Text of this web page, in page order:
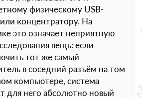
физическому USB-
концентратору. На
это означает неприятную
вещь: если
тот же самый
в соседний разъём на том
компьютере, система
для него абсолютно новый